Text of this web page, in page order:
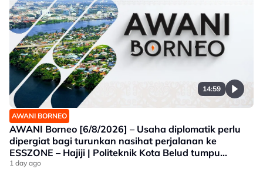
14:59
AWANI BORNEO
AWANI Borneo [6/8/2026] – Usaha diplomatik perlu
dipergiat bagi turunkan nasihat perjalanan ke
ESSZONE – Hajiji | Politeknik Kota Belud tumpu
bidang selaras keperluan industri Sabah |
1 day ago